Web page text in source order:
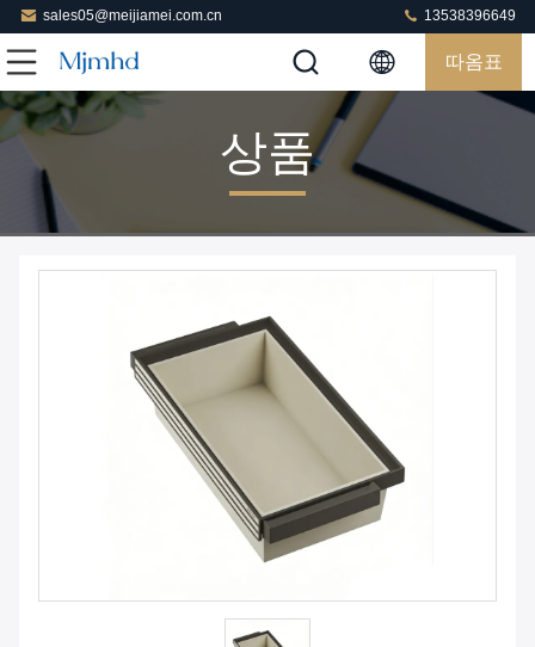
sales05@meijiamei.com.cn 13538396649
따옴표
상품